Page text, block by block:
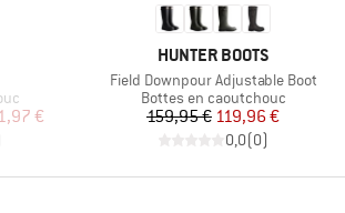
€
MARQUE
HUNTER BOOTS
Article
Field Downpour Adjustable Boot
Product group
Bottes en caoutchouc
Prix
159,95 €Prix réduit
119,96 €
0,0(0)